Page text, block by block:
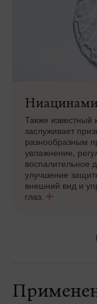
Также известный
заслуживает
разнообразным
увлажнение,
воспалительное
улучшение
внешний вид и
глаз.